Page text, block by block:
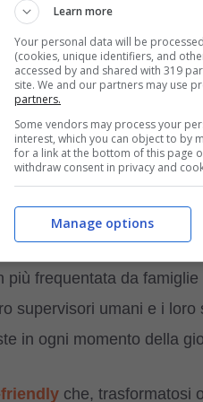
storiadi J, il postino
negli ultimi mesi. Che
soltanto aggiornato
postino, dopo aver
originale modus
che ha una consegna si
frequentata da
supervisori umani e i
in ogni momento della
che, trasformatosi
Learn more
Your personal data will be
(cookies, unique identifiers, and
accessed by and shared with 319
site. We and our partners may use
partners.
Some vendors may process your
interest, which you can object to by
for a link at the bottom of this page
withdraw consent in privacy and
Manage options